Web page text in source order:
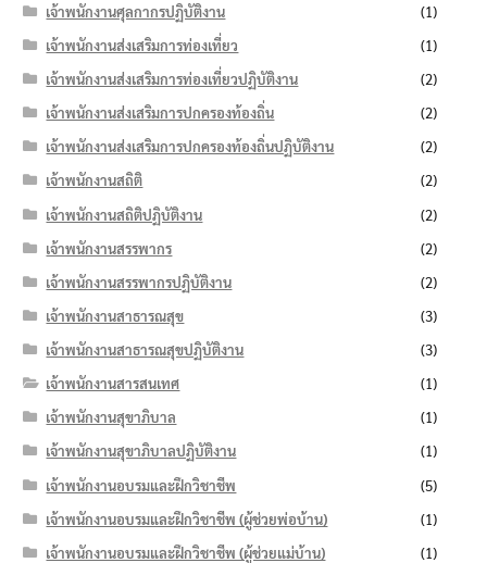
เจ้าพนักงานศุลกากรปฏิบัติงาน
(1)
เจ้าพนักงานส่งเสริมการท่องเที่ยว
(1)
เจ้าพนักงานส่งเสริมการท่องเที่ยวปฏิบัติงาน
(2)
เจ้าพนักงานส่งเสริมการปกครองท้องถิ่น
(2)
เจ้าพนักงานส่งเสริมการปกครองท้องถิ่นปฏิบัติงาน
(2)
เจ้าพนักงานสถิติ
(2)
เจ้าพนักงานสถิติปฏิบัติงาน
(2)
เจ้าพนักงานสรรพากร
(2)
เจ้าพนักงานสรรพากรปฏิบัติงาน
(2)
เจ้าพนักงานสาธารณสุข
(3)
เจ้าพนักงานสาธารณสุขปฏิบัติงาน
(3)
เจ้าพนักงานสารสนเทศ
(1)
เจ้าพนักงานสุขาภิบาล
(1)
เจ้าพนักงานสุขาภิบาลปฏิบัติงาน
(1)
เจ้าพนักงานอบรมและฝึกวิชาชีพ
(5)
เจ้าพนักงานอบรมและฝึกวิชาชีพ (ผู้ช่วยพ่อบ้าน)
(1)
เจ้าพนักงานอบรมและฝึกวิชาชีพ (ผู้ช่วยแม่บ้าน)
(1)